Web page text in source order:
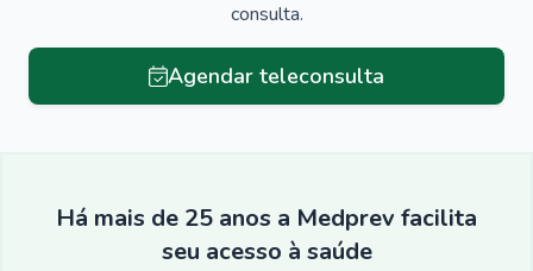
consulta.
Agendar teleconsulta
Há mais de 25 anos a Medprev facilita
seu acesso à saúde